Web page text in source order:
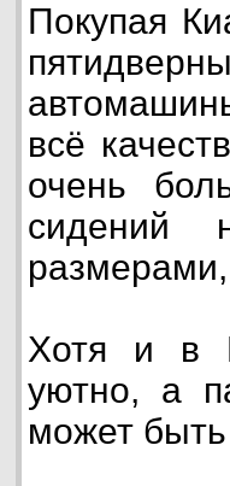
Покупая
всё
очень
сидений
Хотя и в
уютно, а
может